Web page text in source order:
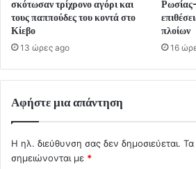
σκότωσαν τρίχρονο αγόρι και
τους παππούδες του κοντά στο
Κίεβο
13 ώρες ago
πλοίων
16
Αφήστε μια απάντηση
Η ηλ. διεύθυνση σας δεν δημοσιεύεται. Τα
σημειώνονται με *